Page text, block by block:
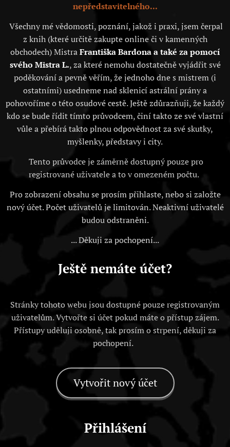
nepředstavitelného...
Všechny mé vědomosti, poznání, jakož i praxi, jsem čerpal
z knih (které určitě zakupte online či v kamenných
obchodech) MistraFrantiška Bardona a také za pomocí
svého Mistra L., za které nemohu dostatečně vyjádřit své
poděkování a pevně věřím, že jednoho dne s mistrem (i
ostatními) usedneme nad sklenicí astrální prány a
pohovoříme o této osudové cestě. Ještě zdůrazňuji, že každý
kdo se bude řídit tímto průvodcem, činí takto ze své vlastní
vůle a přebírá takto plnou odpovědnost za své skutky,
myšlenky, představy i city.
Tento průvodce je záměrně dostupný pouze pro
registrované uživatele a to v omezeném počtu.
Pro zobrazení obsahu se prosím přihlaste, nebo si založte
nový účet. Počet uživatelů je limitován. Neaktivní uživatelé
budou odstraněni.
... Děkuji za pochopení...
Ještě nemáte účet?
Stránky tohoto webu jsou dostupné pouze registrovaným
uživatelům. Vytvořte si účet pokud máte o přístup zájem.
Přístupy uděluji osobně, tak prosím o strpení, děkuji za
pochopení.
Vytvořit nový účet
Přihlášení